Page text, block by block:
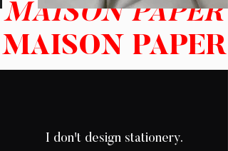
MAISON PAPER
MAISON PAPER
I don't design stationery.